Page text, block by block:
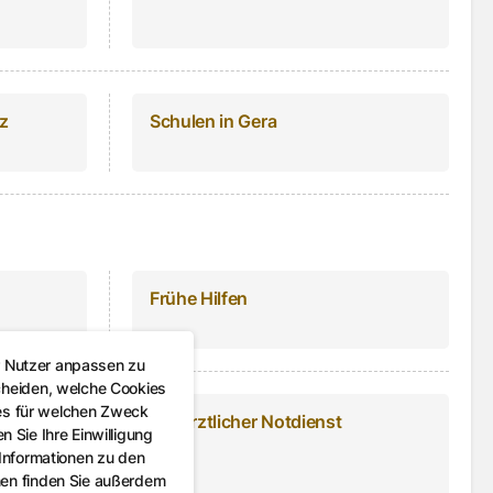
anpassen zu
welche Cookies
für welchen Zweck
Sie Ihre Einwilligung
zu den
finden Sie außerdem
Schulen in Gera
Frühe Hilfen
Tierärztlicher Notdienst